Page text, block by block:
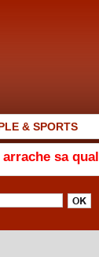
& SPORTS
en